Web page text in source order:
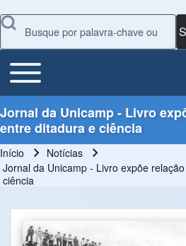
Search
Main Menu
Toggle main menu
Jornal da Unicamp - Livro
entre ditadura e ciência
Trilha de navegação
Início
Notícias
Jornal da Unicamp - Livro expõe
ciência